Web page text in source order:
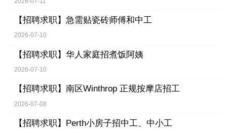
【招聘求职】 急需贴瓷砖师傅和中工
2026-07-10
【招聘求职】 华人家庭招煮饭阿姨
2026-07-10
【招聘求职】 南区Winthrop 正规按摩店招工
2026-07-08
【招聘求职】 Perth小房子招中工、中小工